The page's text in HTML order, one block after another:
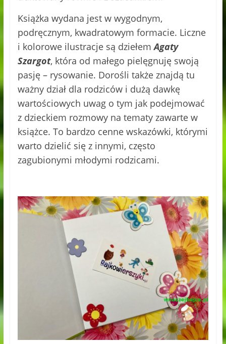
Książka wydana jest w wygodnym,
podręcznym, kwadratowym formacie. Liczne
i kolorowe ilustracje są dziełemAgaty
Szargot, która od małego pielęgnuję swoją
pasję – rysowanie. Dorośli także znajdą tu
ważny dział dla rodziców i dużą dawkę
wartościowych uwag o tym jak podejmować
z dzieckiem rozmowy na tematy zawarte w
książce. To bardzo cenne wskazówki, którymi
warto dzielić się z innymi, często
zagubionymi młodymi rodzicami.